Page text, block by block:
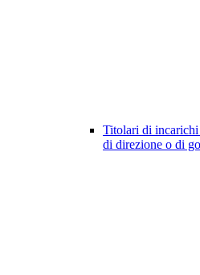
Titolari di
di direzione o di